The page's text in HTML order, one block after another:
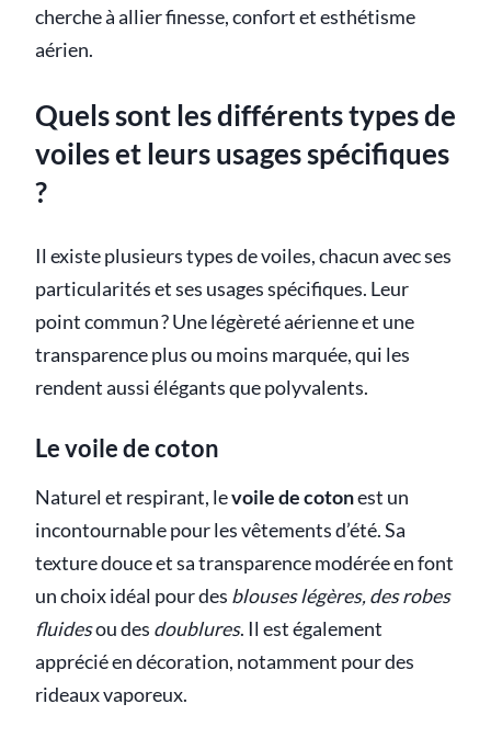
cherche à allier finesse, confort et esthétisme
aérien.
Quels sont les différents types de
voiles et leurs usages spécifiques
?
Il existe plusieurs types de voiles, chacun avec ses
particularités et ses usages spécifiques. Leur
point commun ? Une légèreté aérienne et une
transparence plus ou moins marquée, qui les
rendent aussi élégants que polyvalents.
Le voile de coton
Naturel et respirant, levoile de cotonest un
incontournable pour les vêtements d’été. Sa
texture douce et sa transparence modérée en font
un choix idéal pour des blouses légères, des robes
fluidesou des doublures. Il est également
apprécié en décoration, notamment pour des
rideaux vaporeux.